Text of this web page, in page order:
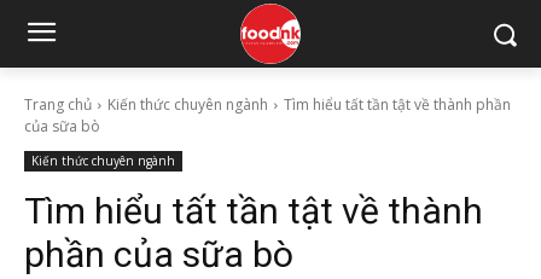
Trang chủ Kiến thức chuyên ngành
Tìm hiểu tất tần tật về thành phần
của sữa bò
Kiến thức chuyên ngành
Tìm hiểu tất tần tật về thành
phần của sữa bò